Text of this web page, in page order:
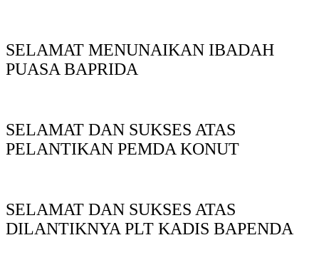
SELAMAT MENUNAIKAN IBADAH
PUASA BAPRIDA
SELAMAT DAN SUKSES ATAS
PELANTIKAN PEMDA KONUT
SELAMAT DAN SUKSES ATAS
DILANTIKNYA PLT KADIS BAPENDA